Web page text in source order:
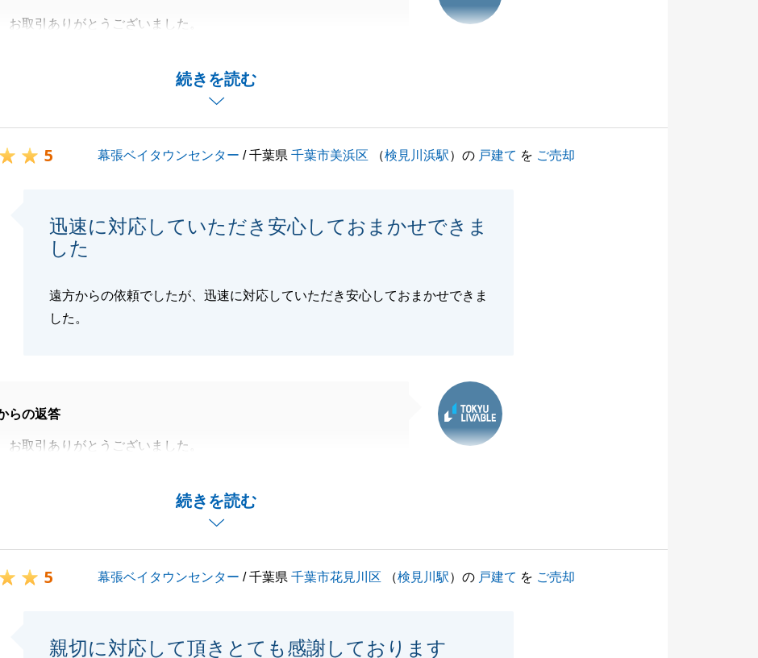
続きを読む
お取引ありがとうございました。
もあったと思いますが、無事に決済が完了しました。
5 幕張ベイタウンセンター / 千葉県千葉市美浜区 （検見川浜駅）の 戸建て を ご売却
迅速に対応していただき安心しておまかせできま
した
遠方からの依頼でしたが、迅速に対応していただき安心しておまかせできま
した。
続きを読む
らの返答
お取引ありがとうございました。
渡しが完了し良かったと思います。
5 幕張ベイタウンセンター / 千葉県千葉市花見川区 （検見川駅）の 戸建て を ご売却
親切に対応して頂きとても感謝しております